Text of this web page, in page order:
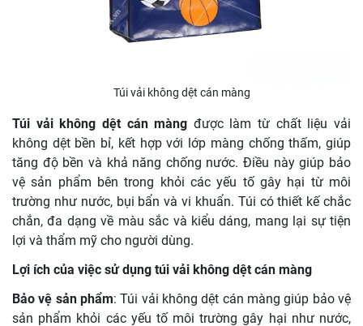
Túi vải không dệt cán màng
Túi vải không dệt cán màng được làm từ chất liệu vải
không dệt bền bỉ, kết hợp với lớp màng chống thấm, giúp
tăng độ bền và khả năng chống nước. Điều này giúp bảo
vệ sản phẩm bên trong khỏi các yếu tố gây hại từ môi
trường như nước, bụi bẩn và vi khuẩn. Túi có thiết kế chắc
chắn, đa dạng về màu sắc và kiểu dáng, mang lại sự tiện
lợi và thẩm mỹ cho người dùng.
Lợi ích của việc sử dụng túi vải không dệt cán màng
Bảo vệ sản phẩm: Túi vải không dệt cán màng giúp bảo vệ
sản phẩm khỏi các yếu tố môi trường gây hại như nước,